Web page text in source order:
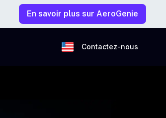
En savoir plus sur AeroGenie
Contactez-nous